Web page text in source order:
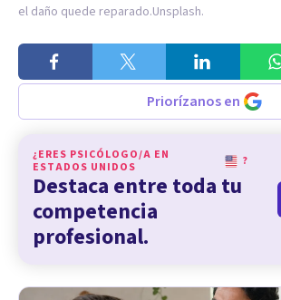
el daño quede reparado.Unsplash.
Priorízanos en
¿ERES PSICÓLOGO/A EN
ESTADOS UNIDOS
?
Destaca entre toda tu
competencia
profesional.